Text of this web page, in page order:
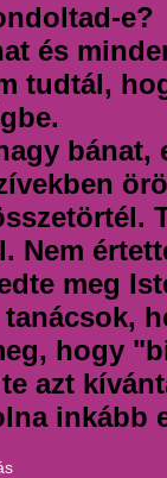
e?
és
tudtál,
bánat,
Nem
meg
hogy
azt
inkább